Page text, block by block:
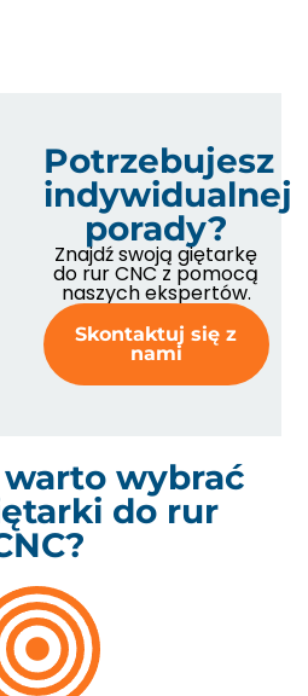
Potrzebujesz
indywidualnej
porady?
Znajdź swoją giętarkę
do rur CNC z pomocą
naszych ekspertów.
Skontaktuj się z
nami
wybrać
do rur